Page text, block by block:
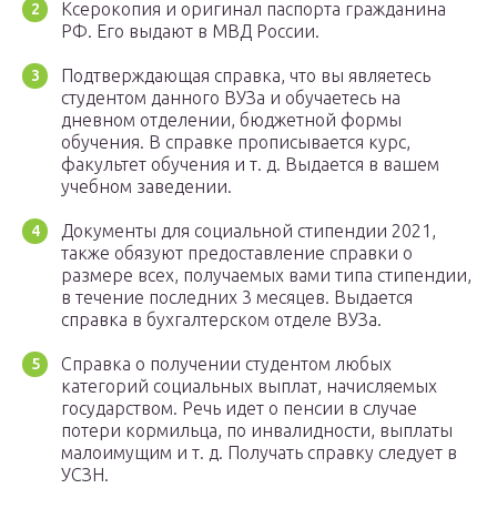
Ксерокопия и оригинал паспорта гражданина
РФ. Его выдают в МВД России.
Подтверждающая справка, что вы являетесь
студентом данного ВУЗа и обучаетесь на
дневном отделении, бюджетной формы
обучения. В справке прописывается курс,
факультет обучения и т. д. Выдается в вашем
учебном заведении.
Документы для социальной стипендии 2021,
также обязуют предоставление справки о
размере всех, получаемых вами типа стипендии,
в течение последних 3 месяцев. Выдается
справка в бухгалтерском отделе ВУЗа.
Справка о получении студентом любых
категорий социальных выплат, начисляемых
государством. Речь идет о пенсии в случае
потери кормильца, по инвалидности, выплаты
малоимущим и т. д. Получать справку следует в
УСЗН.